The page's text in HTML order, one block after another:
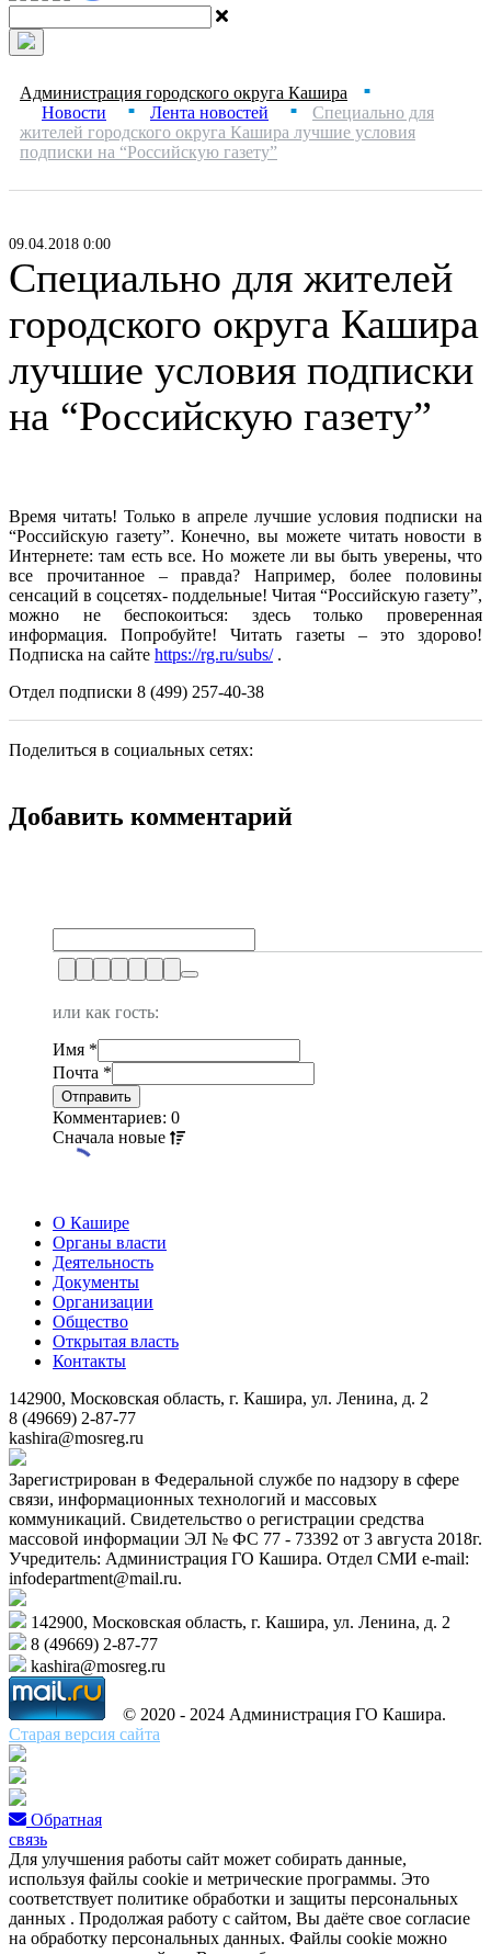
Администрация городского округа Кашира ■
Новости ■ Лента новостей ■
Специально для
жителей городского округа Кашира лучшие условия
подписки на “Российскую газету”
09.04.2018 0:00
Специально для жителей
городского округа Кашира
лучшие условия подписки
на “Российскую газету”
Время читать! Только в апреле лучшие условия подписки на
“Российскую газету”. Конечно, вы можете читать новости в
Интернете: там есть все. Но можете ли вы быть уверены, что
все прочитанное – правда? Например, более половины
сенсаций в соцсетях- поддельные! Читая “Российскую газету”,
можно не беспокоиться: здесь только проверенная
информация. Попробуйте! Читать газеты – это здорово!
Подписка на сайте https://rg.ru/subs/.
Отдел подписки 8 (499) 257-40-38
Поделиться в социальных сетях:
Добавить комментарий
или как гость:
Имя *
Почта *
Комментариев: 0
Сначала новые
О Кашире
Органы власти
Деятельность
Документы
Организации
Общество
Открытая власть
Контакты
142900, Московская область, г. Кашира, ул. Ленина, д. 2
8 (49669) 2-87-77
kashira@mosreg.ru
Зарегистрирован в Федеральной службе по надзору в сфере
связи, информационных технологий и массовых
коммуникаций. Свидетельство о регистрации средства
массовой информации ЭЛ № ФС 77 - 73392 от 3 августа 2018г.
Учредитель: Администрация ГО Кашира. Отдел СМИ e-mail:
infodepartment@mail.ru.
142900, Московская область, г. Кашира, ул. Ленина, д. 2
8 (49669) 2-87-77
kashira@mosreg.ru
© 2020 - 2024 Администрация ГО Кашира.
Старая версия сайта
Обратная
связь
Для улучшения работы сайт может собирать данные,
используя файлы cookie и метрические программы. Это
соответствует политике обработки и защиты персональных
данных . Продолжая работу с сайтом, Вы даёте свое согласие
на обработку персональных данных. Файлы cookie можно